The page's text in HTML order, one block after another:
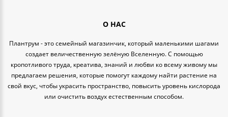
О НАС
Плантрум - это семейный магазинчик, который маленькими шагами
создает величественную зелёную Вселенную. С помощью
кропотливого труда, креатива, знаний и любви ко всему живому мы
предлагаем решения, которые помогут каждому найти растение на
свой вкус, чтобы украсить пространство, повысить уровень кислорода
или очистить воздух естественным способом.